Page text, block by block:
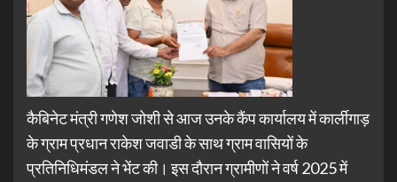
कैबिनेट मंत्री गणेश जोशी से आज उनके कैंप कार्यालय में कार्लीगाड़
के ग्राम प्रधान राकेश जवाडी के साथ ग्राम वासियों के
प्रतिनिधिमंडल ने भेंट की। इस दौरान ग्रामीणों ने वर्ष 2025 में